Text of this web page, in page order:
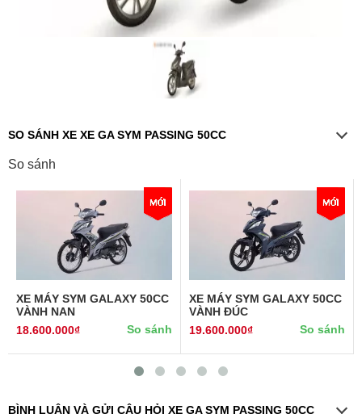
SO SÁNH XE XE GA SYM PASSING 50CC
So sánh
XE MÁY SYM GALAXY 50CC
VÀNH NAN
18.600.000₫
So sánh
XE MÁY SYM GALAXY 50CC
VÀNH ĐÚC
19.600.000₫
So sánh
BÌNH LUẬN VÀ GỬI CÂU HỎI XE GA SYM PASSING 50CC